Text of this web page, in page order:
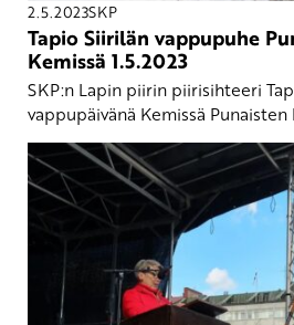
2.5.2023SKP
Tapio Siirilän vappupuhe
Kemissä 1.5.2023
SKP:n Lapin piirin piirisihteeri
vappupäivänä Kemissä